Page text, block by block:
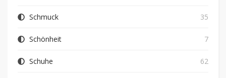
Schmuck 35
Schönheit 7
Schuhe 62